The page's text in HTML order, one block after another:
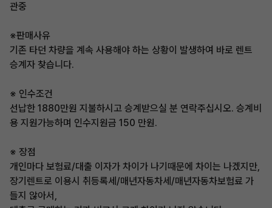
관중
※판매사유
기존 타던 차량을 계속 사용해야 하는 상황이 발생하여 바로 렌트
승계자 찾습니다.
※ 인수조건
선납한 1880만원 지불하시고 승계받으실 분 연락주십시오. 승계비
용 지원가능하며 인수지원금 150 만원.
※ 장점
개인마다 보험료/대출 이자가 차이가 나기때문에 차이는 나겠지만,
장기렌트로 이용시 취등록세/매년자동차세/매년자동차보험료 가
들지 않아서,